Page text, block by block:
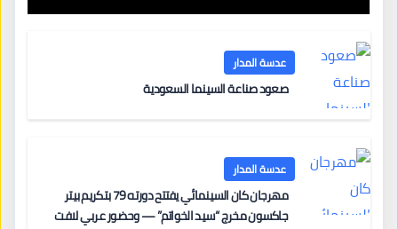
عدسة المدار
صعود صناعة السينما السعودية
عدسة المدار
مهرجان كان السينمائي يفتتح دورته 79 بتكريم بيتر
جاكسون مخرج “سيد الخواتم” — وحضور عربي لافت